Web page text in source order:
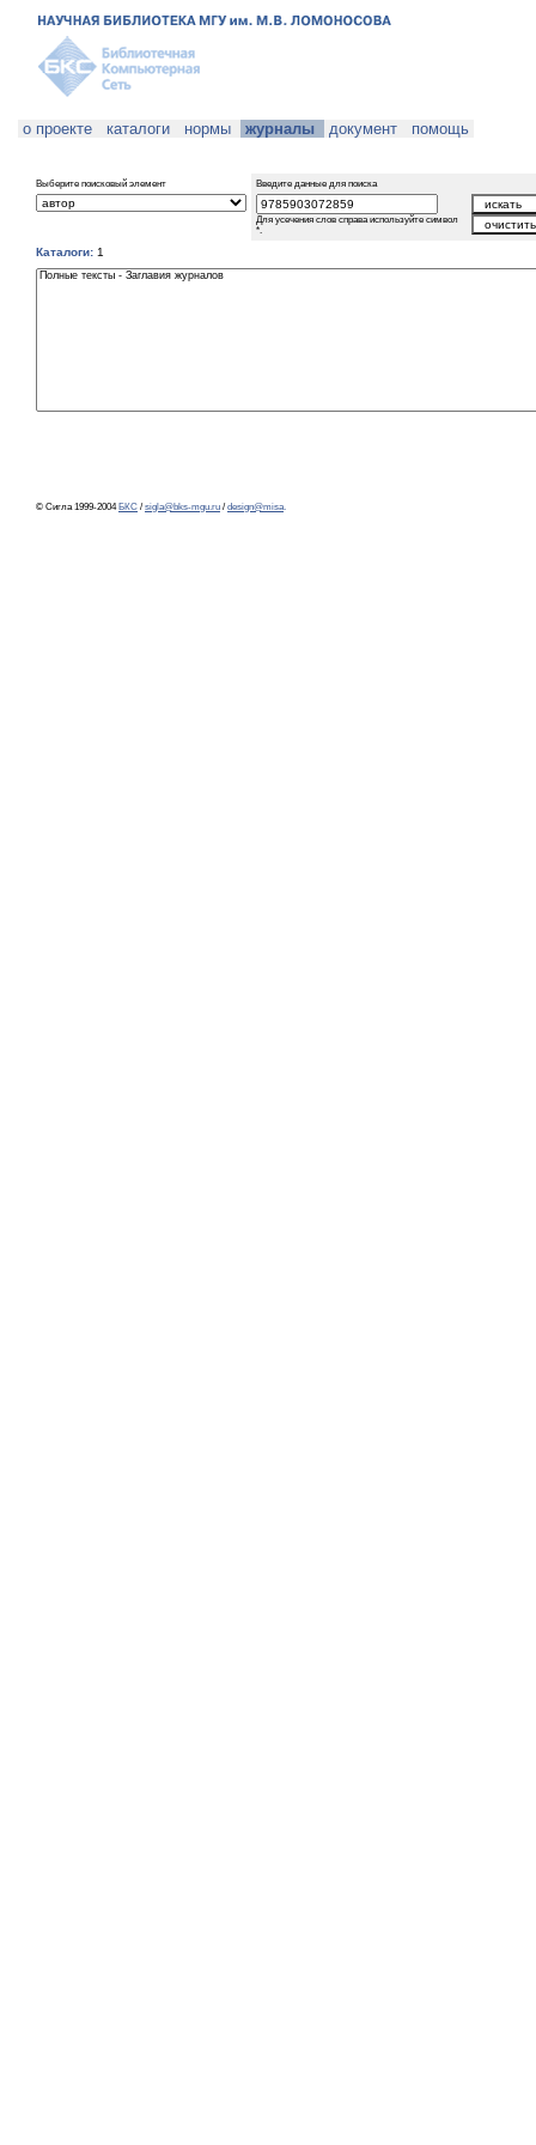
о проекте каталоги нормы журналы документ помощь
Выберите поисковый элемент Введите данные для поиска
Для усечения слов справа используйте символ
*.
Каталоги: 1
© Сигла 1999-2004 БКС / sigla@bks-mgu.ru / design@misa.